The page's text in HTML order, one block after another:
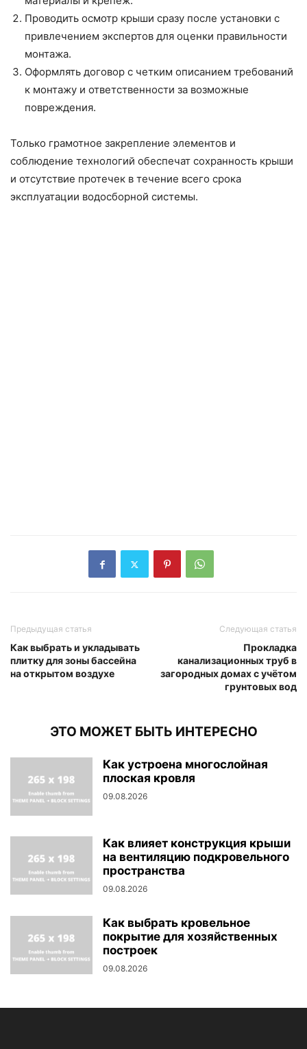
Проводить осмотр крыши сразу после установки с
привлечением экспертов для оценки правильности
монтажа.
Оформлять договор с четким описанием требований
к монтажу и ответственности за возможные
повреждения.
Только грамотное закрепление элементов и
соблюдение технологий обеспечат сохранность крыши
и отсутствие протечек в течение всего срока
эксплуатации водосборной системы.
Предыдущая статья
Как выбрать и укладывать
плитку для зоны бассейна
на открытом воздухе
Следующая статья
Прокладка
канализационных труб в
загородных домах с учётом
грунтовых вод
ЭТО МОЖЕТ БЫТЬ ИНТЕРЕСНО
Как устроена многослойная
плоская кровля
09.08.2026
Как влияет конструкция крыши
на вентиляцию подкровельного
пространства
09.08.2026
Как выбрать кровельное
покрытие для хозяйственных
построек
09.08.2026